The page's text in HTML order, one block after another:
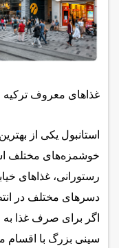
غذاهای معروف ترکیه
استانبول یکی از
خوشمزه‌های مختلف
رستورانی، غذاهای
دسرهای مختلف در
اگر برای صرف غذا به
سینی بزرگ با اقسام